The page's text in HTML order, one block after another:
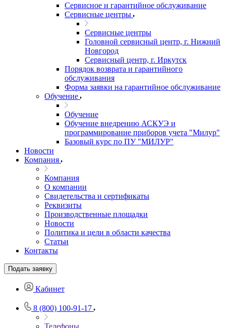
Сервисное и гарантийное обслуживание
Сервисные центры
Сервисные центры
Головной сервисный центр, г. Нижний
Новгород
Сервисный центр, г. Иркутск
Порядок возврата и гарантийного
обслуживания
Форма заявки на гарантийное обслуживание
Обучение
Обучение
Обучение внедрению АСКУЭ и
программирование приборов учета "Милур"
Базовый курс по ПУ "МИЛУР"
Новости
Компания
Компания
О компании
Свидетельства и сертификаты
Реквизиты
Производственные площадки
Новости
Политика и цели в области качества
Статьи
Контакты
Подать заявку
Кабинет
8 (800) 100-91-17
Телефоны